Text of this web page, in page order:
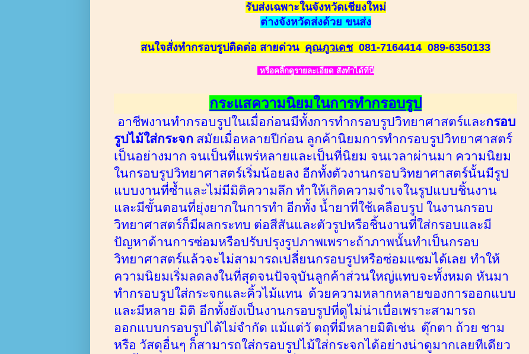
รับส่งเฉพาะในจังหวัดเชียงใหม่
ต่างจังหวัดส่งด้วย ขนส่ง
สนใจสั่งทำกรอบรูปติดต่อ สายด่วน คุณภูวเดช081-7164414 089-6350133
หรือคลิ๊กดูรายละเอียด สั่งทำได้ที่นี่
กระแสความนิยมในการทำกรอบรูป
อาชีพงานทำกรอบรูปในเมื่อก่อนมีทั้งการทำกรอบรูปวิทยาศาสตร์และกรอบ
รูปไม้ใส่กระจก สมัยเมื่อหลายปีก่อน ลูกค้านิยมการทำกรอบรูปวิทยาศาสตร์
เป็นอย่างมาก จนเป็นที่แพร่หลายและเป็นที่นิยม จนเวลาผ่านมา ความนิยม
ในกรอบรูปวิทยาศาสตร์เริ่มน้อยลง อีกทั้งตัวงานกรอบวิทยาศาสตร์นั้นมีรูป
แบบงานที่ซ้ำและไม่มีมิติความลึก ทำให้เกิดความจำเจในรูปแบบชิ้นงาน
และมีขั้นตอนที่ยุ่งยากในการทำ อีกทั้ง น้ำยาที่ใช้เคลือบรูป ในงานกรอบ
วิทยาศาสตร์ก็มีผลกระทบ ต่อสีสันและตัวรูปหรือชิ้นงานที่ใส่กรอบและมี
ปัญหาด้านการซ่อมหรือปรับปรุงรูปภาพเพราะถ้าภาพนั้นทำเป็นกรอบ
วิทยาศาสตร์แล้วจะไม่สามารถเปลี่ยนกรอบรูปหรือซ่อมแซมได้เลย ทำให้
ความนิยมเริ่มลดลงในที่สุดจนปัจจุบันลูกค้าส่วนใหญ่แทบจะทั้งหมด หันมา
ทำกรอบรูปใส่กระจกและคิ้วไม้แทน ด้วยความหลากหลายของการออกแบบ
และมีหลาย มิติ อีกทั้งยังเป็นงานกรอบรูปที่ดูไม่น่าเบื่อเพราะสามารถ
ออกแบบกรอบรูปได้ไม่จำกัด แม้แต่วั ตถุที่มีหลายมิติเช่น ตุ๊กตา ถ้วย ชาม
หรือ วัสดุอื่นๆ ก็สามารถใส่กรอบรูปไม้ใส่กระจกได้อย่างน่าดูมากเลยทีเดียว